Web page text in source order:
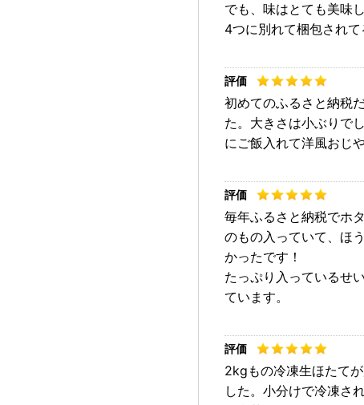
でも、味はとても美味
4つに別れて梱包されて
初めてのふるさと納税
た。大きさは小ぶりで
にご飯入れて洋風おじ
毎年ふるさと納税でホ
のもの入っていて、ほ
かったです！
たっぷり入っているせ
ています。
2kgもの冷凍生ほたて
した。小分けで冷凍さ